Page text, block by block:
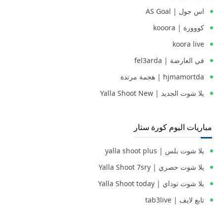
اس جول | AS Goal
كووورة | kooora
koora live
في العارضة | fel3arda
hjmamortda | هجمة مرتدة
يلا شوت الجديد | Yalla Shoot New
مباريات اليوم كورة ستار
يلا شوت بلس | yalla shoot plus
يلا شوت حصري | Yalla Shoot 7sry
يلا شوت توداي | Yalla Shoot today
تابع لايف | tab3live